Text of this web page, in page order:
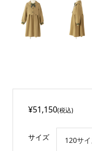
¥51,150(税込)
サイズ